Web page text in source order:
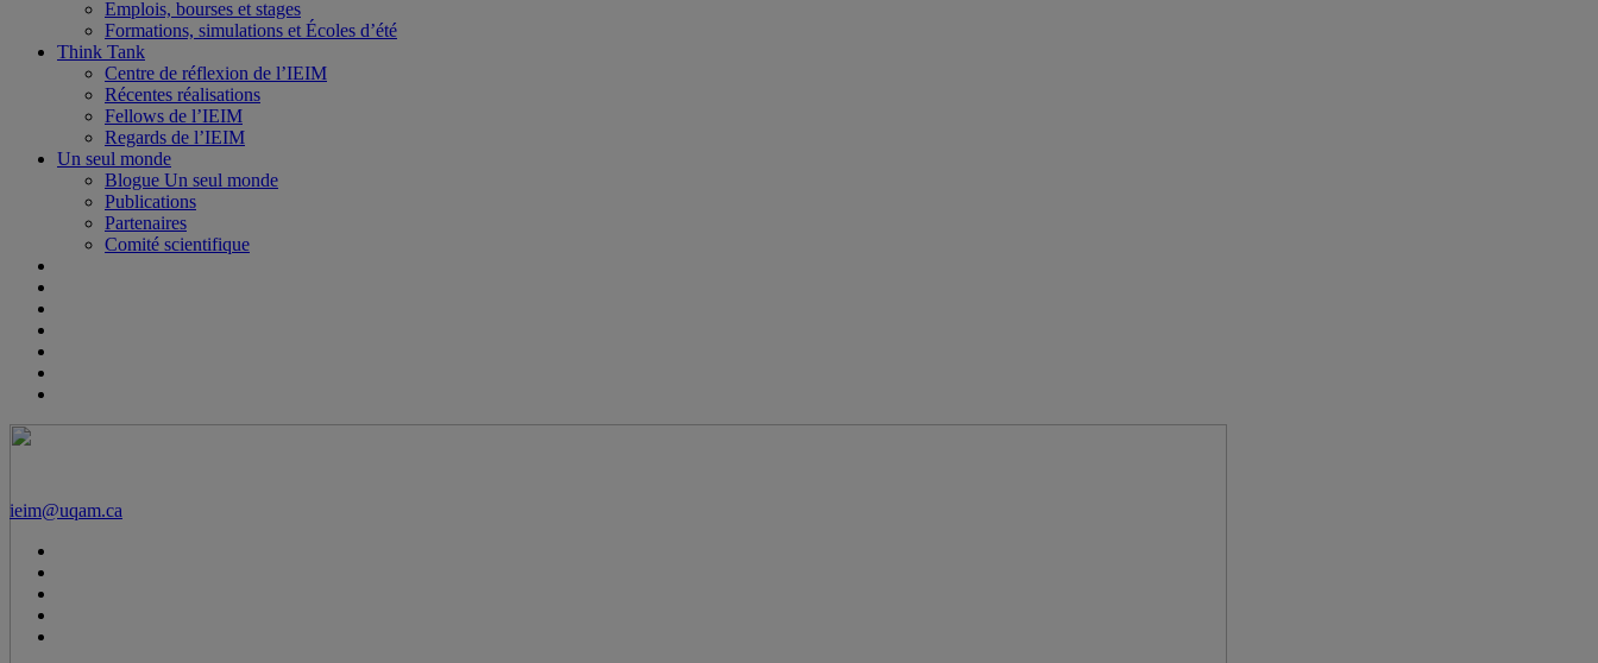
Emplois, bourses et stages
Formations, simulations et Écoles d’été
Think Tank
Centre de réflexion de l’IEIM
Récentes réalisations
Fellows de l’IEIM
Regards de l’IEIM
Un seul monde
Blogue Un seul monde
Publications
Partenaires
Comité scientifique
ieim@uqam.ca